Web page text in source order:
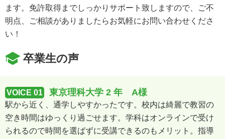
ます。免許取得までしっかりサポート致しますので、ご不
明点、ご相談がありましたらお気軽にお問い合わせくださ
い！
卒業生の声
VOICE 01 東京理科大学 2 年 A様
駅から近く、通学しやすかったです。校内は綺麗で教習の
空き時間はゆっくり過ごせます。学科はオンラインで受け
られるので時間を選ばずに受講できるのもメリット。指導